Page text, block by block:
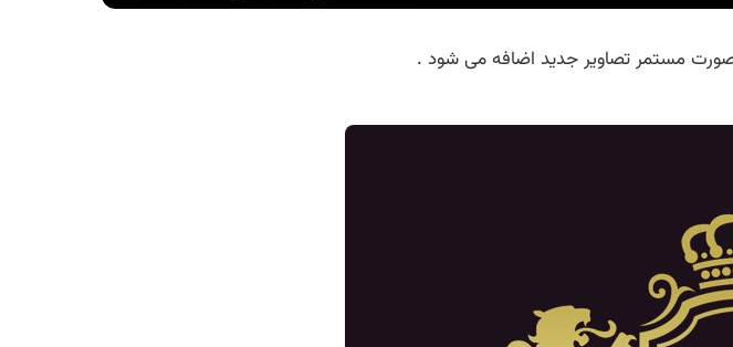
مستمر تصاویر جدید اضافه می شود .